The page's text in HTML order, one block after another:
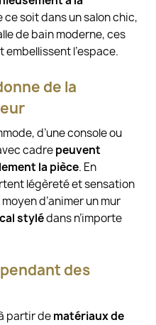
ce soit dans un salon chic,
de bain moderne, ces
l’espace.
de la
d’une console ou
cadrepeuvent
la pièce. En
légèreté et sensation
d’animer un mur
stylédans n’importe
des
partir dematériaux de